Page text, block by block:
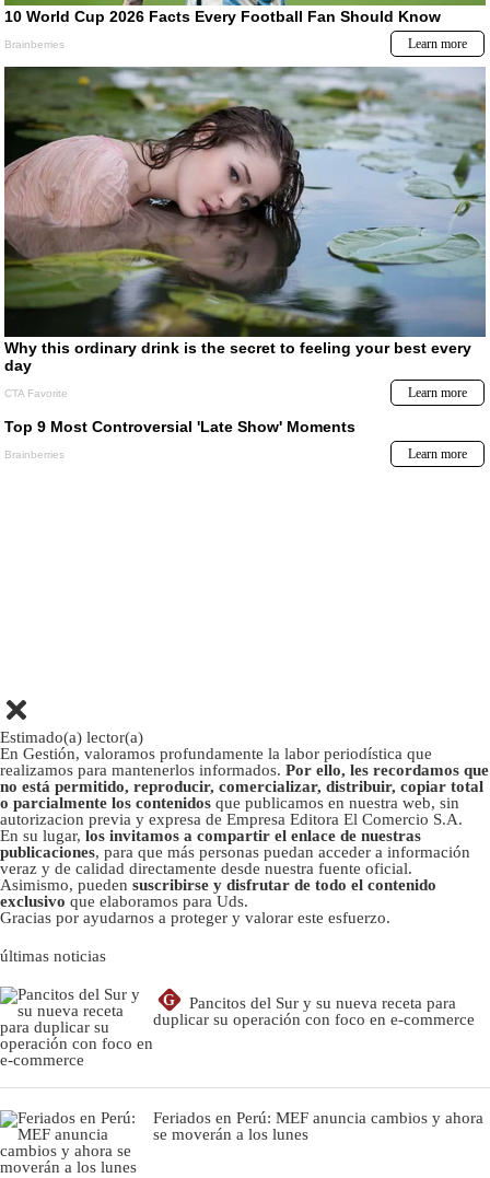
Estimado(a) lector(a)
En Gestión, valoramos profundamente la labor periodística que
realizamos para mantenerlos informados. Por ello, les recordamos que
no está permitido, reproducir, comercializar, distribuir, copiar total
o parcialmente los contenidos que publicamos en nuestra web, sin
autorizacion previa y expresa de Empresa Editora El Comercio S.A.
En su lugar, los invitamos a compartir el enlace de nuestras
publicaciones, para que más personas puedan acceder a información
veraz y de calidad directamente desde nuestra fuente oficial.
Asimismo, pueden suscribirse y disfrutar de todo el contenido
exclusivo que elaboramos para Uds.
Gracias por ayudarnos a proteger y valorar este esfuerzo.
últimas noticias
G
Pancitos del Sur y su nueva receta para
duplicar su operación con foco en e-commerce
Feriados en Perú: MEF anuncia cambios y ahora
se moverán a los lunes